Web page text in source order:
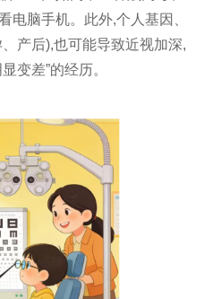
电脑手机。此外,个人基因、
产后),也可能导致近视加深,
变差”的经历。